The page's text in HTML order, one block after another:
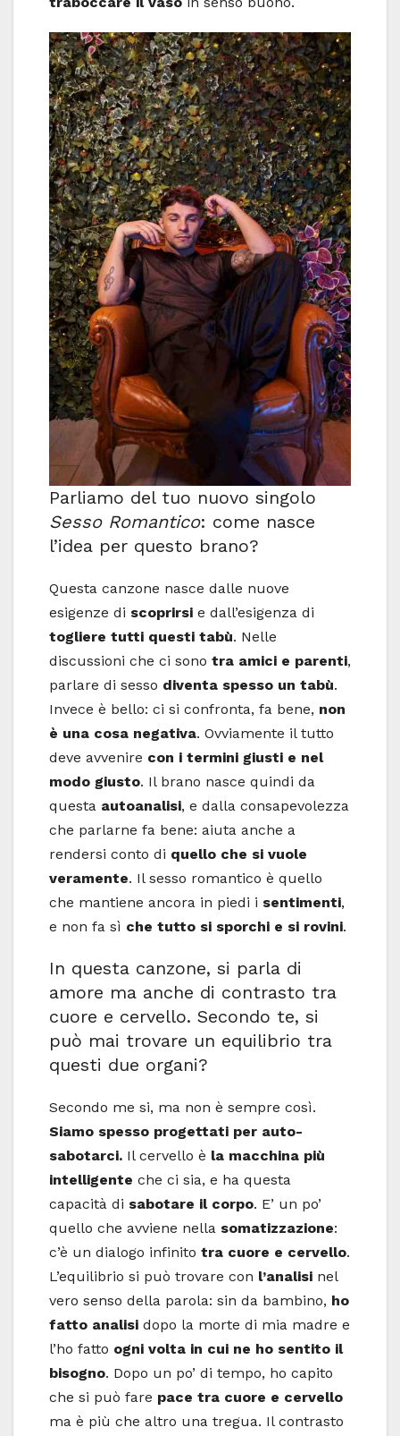
Parliamo del tuo nuovo singolo
Sesso Romantico: come nasce
l’idea per questo brano?
Questa canzone nasce dalle nuove
esigenze di scoprirsi e dall’esigenza di
togliere tutti questi tabù. Nelle
discussioni che ci sono tra amici e parenti,
parlare di sesso diventa spesso un tabù.
Invece è bello: ci si confronta, fa bene, non
è una cosa negativa. Ovviamente il tutto
deve avvenire con i termini giusti e nel
modo giusto. Il brano nasce quindi da
questa autoanalisi, e dalla consapevolezza
che parlarne fa bene: aiuta anche a
rendersi conto di quello che si vuole
veramente. Il sesso romantico è quello
che mantiene ancora in piedi i sentimenti,
e non fa sì che tutto si sporchi e si rovini.
In questa canzone, si parla di
amore ma anche di contrasto tra
cuore e cervello. Secondo te, si
può mai trovare un equilibrio tra
questi due organi?
Secondo me si, ma non è sempre così.
Siamo spesso progettati per auto-
sabotarci. Il cervello è la macchina più
intelligente che ci sia, e ha questa
capacità di sabotare il corpo. E’ un po’
quello che avviene nella somatizzazione:
c’è un dialogo infinito tra cuore e cervello.
L’equilibrio si può trovare con l’analisi nel
vero senso della parola: sin da bambino, ho
fatto analisi dopo la morte di mia madre e
l’ho fatto ogni volta in cui ne ho sentito il
bisogno. Dopo un po’ di tempo, ho capito
che si può fare pace tra cuore e cervello
ma è più che altro una tregua. Il contrasto